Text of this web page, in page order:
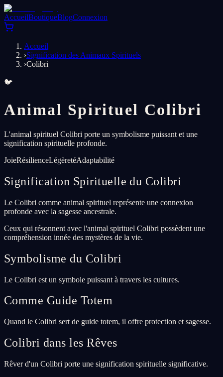
AccueilBoutiqueBlogConnexion
Accueil
›Signification des Animaux Spirituels
›Colibri
🐦
Animal Spirituel Colibri
L'animal spirituel Colibri porte un symbolisme puissant et une
signification spirituelle profonde.
JoieRésilienceLégèretéAdaptabilité
Signification Spirituelle du Colibri
Le Colibri comme animal spirituel représente une connexion
profonde avec la sagesse ancestrale.
Ceux qui résonnent avec l'animal spirituel Colibri possèdent une
compréhension innée des mystères de la vie.
Symbolisme du Colibri
Le Colibri est un symbole puissant à travers les cultures.
Comme Guide Totem
Quand le Colibri sert de guide totem, il offre protection et sagesse.
Colibri dans les Rêves
Rêver d'un Colibri porte une signification spirituelle significative.